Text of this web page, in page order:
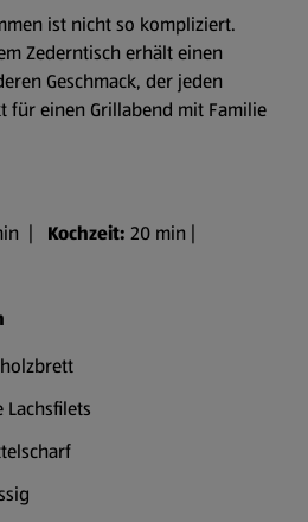
ist nicht so kompliziert.
Zederntisch erhält einen
Geschmack, der jeden
für einen Grillabend mit Familie
| Kochzeit: 20 min |
Lachsfilets